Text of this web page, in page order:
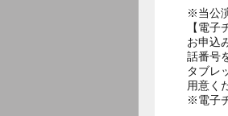
※当公
【電子
お申込
話番号
タブレ
用意く
※電子